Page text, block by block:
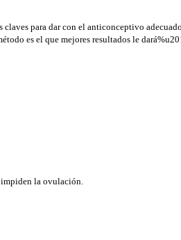
para dar con el anticonceptivo
es el que mejores resultados le
la ovulación.